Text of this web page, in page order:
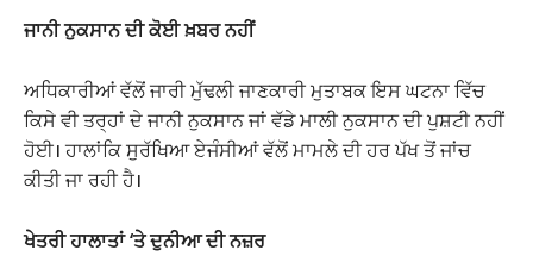
ਜਾਨੀ ਨੁਕਸਾਨ ਦੀ ਕੋਈ ਖ਼ਬਰ ਨਹੀਂ
ਅਧਿਕਾਰੀਆਂ ਵੱਲੋਂ ਜਾਰੀ ਮੁੱਢਲੀ ਜਾਣਕਾਰੀ ਮੁਤਾਬਕ ਇਸ ਘਟਨਾ ਵਿੱਚ
ਕਿਸੇ ਵੀ ਤਰ੍ਹਾਂ ਦੇ ਜਾਨੀ ਨੁਕਸਾਨ ਜਾਂ ਵੱਡੇ ਮਾਲੀ ਨੁਕਸਾਨ ਦੀ ਪੁਸ਼ਟੀ ਨਹੀਂ
ਹੋਈ। ਹਾਲਾਂਕਿ ਸੁਰੱਖਿਆ ਏਜੰਸੀਆਂ ਵੱਲੋਂ ਮਾਮਲੇ ਦੀ ਹਰ ਪੱਖ ਤੋਂ ਜਾਂਚ
ਕੀਤੀ ਜਾ ਰਹੀ ਹੈ।
ਖੇਤਰੀ ਹਾਲਾਤਾਂ ‘ਤੇ ਦੁਨੀਆ ਦੀ ਨਜ਼ਰ